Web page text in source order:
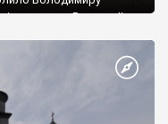
імператору Василю ІІ, та
християнином.
Херсонесу Таврійського